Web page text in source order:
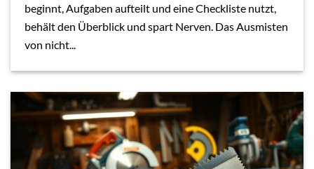
beginnt, Aufgaben aufteilt und eine Checkliste nutzt,
behält den Überblick und spart Nerven. Das Ausmisten
von nicht...